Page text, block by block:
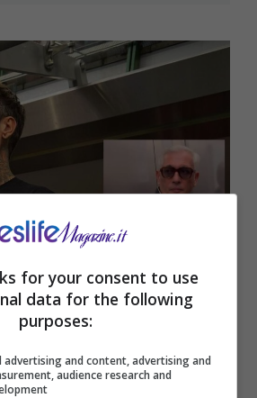
fa gli scatoloni e
il video del trasloco con
for your consent to use
data for the following
purposes:
advertising and content, advertising and
audience research and